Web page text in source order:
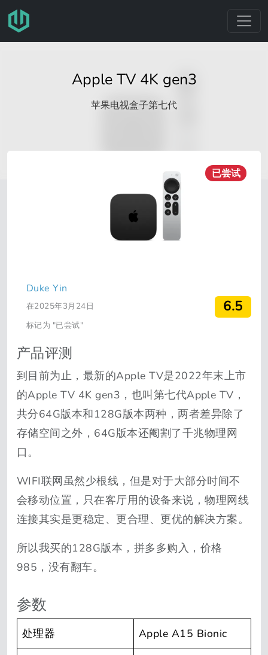
跳转至主要内容
Apple TV 4K gen3
苹果电视盒子第七代
已尝试
Duke Yin
在2025年3月24日
标记为 "已尝试"
6.5
产品评测
到目前为止，最新的Apple TV是2022年末上市
的Apple TV 4K gen3，也叫第七代Apple TV，
共分64G版本和128G版本两种，两者差异除了
存储空间之外，64G版本还阉割了千兆物理网
口。
WIFI联网虽然少根线，但是对于大部分时间不
会移动位置，只在客厅用的设备来说，物理网线
连接其实是更稳定、更合理、更优的解决方案。
所以我买的128G版本，拼多多购入，价格
985，没有翻车。
参数
处理器 Apple A15 Bionic